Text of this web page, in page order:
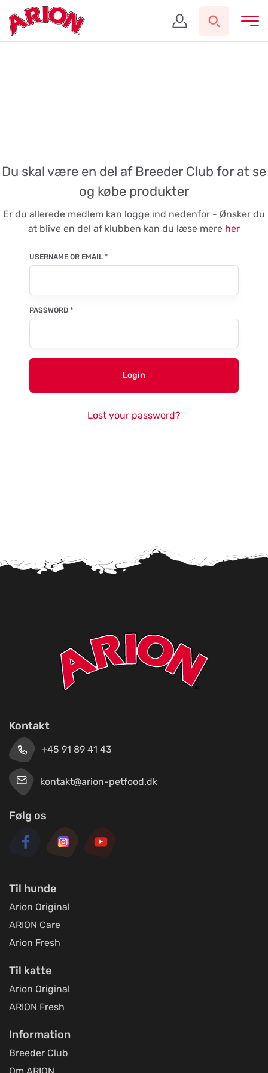
Du skal være en del af Breeder Club for at se
og købe produkter
Er du allerede medlem kan logge ind nedenfor - Ønsker du
at blive en del af klubben kan du læse mere her
USERNAME OR EMAIL *
PASSWORD *
Login
Lost your password?
Kontakt
+45 91 89 41 43
kontakt@arion-petfood.dk
Følg os
Til hunde
Arion Original
ARION Care
Arion Fresh
Til katte
Arion Original
ARION Fresh
Information
Breeder Club